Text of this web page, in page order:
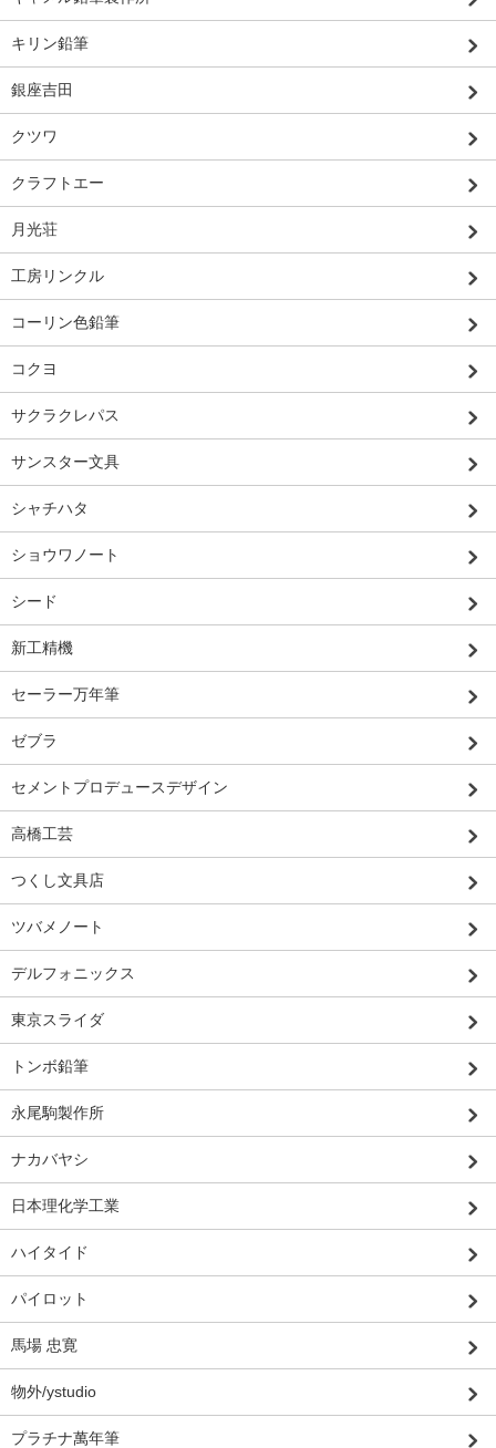
キリン鉛筆
銀座吉田
クツワ
クラフトエー
月光荘
工房リンクル
コーリン色鉛筆
コクヨ
サクラクレパス
サンスター文具
シャチハタ
ショウワノート
シード
新工精機
セーラー万年筆
ゼブラ
セメントプロデュースデザイン
高橋工芸
つくし文具店
ツバメノート
デルフォニックス
東京スライダ
トンボ鉛筆
永尾駒製作所
ナカバヤシ
日本理化学工業
ハイタイド
パイロット
馬場 忠寛
物外/ystudio
プラチナ萬年筆